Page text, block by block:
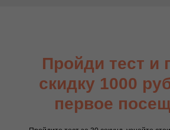
Пройди тест и
скидку 1000
первое